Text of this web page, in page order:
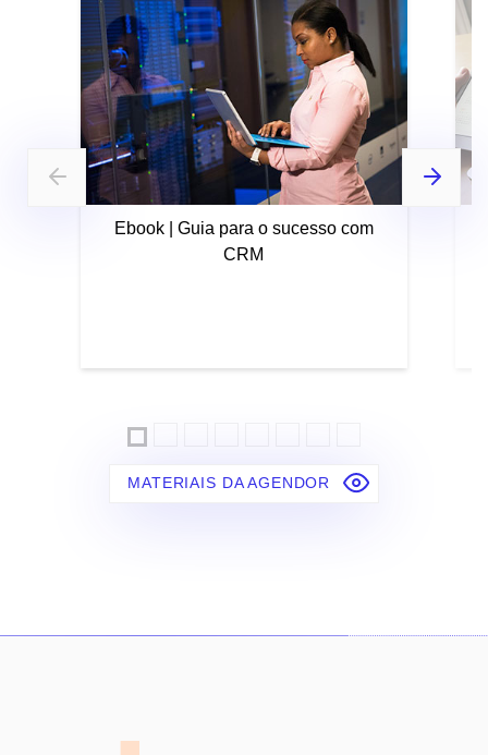
Ebook | Guia para o sucesso com
CRM
MATERIAIS DA AGENDOR